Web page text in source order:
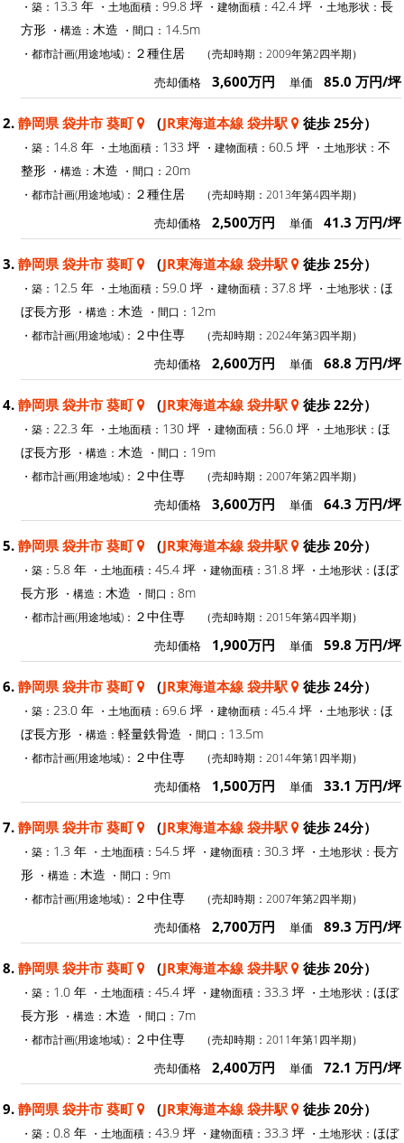
・築： 13.3 年 ・土地面積： 99.8 坪 ・建物面積： 42.4 坪 ・土地形状： 長
方形 ・構造： 木造 ・間口： 14.5m
・都市計画(用途地域)： ２種住居 （売却時期：2009年第2四半期）
売却価格 3,600万円 単価 85.0 万円/坪
2. 静岡県 袋井市 葵町 （JR東海道本線 袋井駅 徒歩 25分）
・築： 14.8 年 ・土地面積： 133 坪 ・建物面積： 60.5 坪 ・土地形状： 不
整形 ・構造： 木造 ・間口： 20m
・都市計画(用途地域)： ２種住居 （売却時期：2013年第4四半期）
売却価格 2,500万円 単価 41.3 万円/坪
3. 静岡県 袋井市 葵町 （JR東海道本線 袋井駅 徒歩 25分）
・築： 12.5 年 ・土地面積： 59.0 坪 ・建物面積： 37.8 坪 ・土地形状： ほ
ぼ長方形 ・構造： 木造 ・間口： 12m
・都市計画(用途地域)： ２中住専 （売却時期：2024年第3四半期）
売却価格 2,600万円 単価 68.8 万円/坪
4. 静岡県 袋井市 葵町 （JR東海道本線 袋井駅 徒歩 22分）
・築： 22.3 年 ・土地面積： 130 坪 ・建物面積： 56.0 坪 ・土地形状： ほ
ぼ長方形 ・構造： 木造 ・間口： 19m
・都市計画(用途地域)： ２中住専 （売却時期：2007年第2四半期）
売却価格 3,600万円 単価 64.3 万円/坪
5. 静岡県 袋井市 葵町 （JR東海道本線 袋井駅 徒歩 20分）
・築： 5.8 年 ・土地面積： 45.4 坪 ・建物面積： 31.8 坪 ・土地形状： ほぼ
長方形 ・構造： 木造 ・間口： 8m
・都市計画(用途地域)： ２中住専 （売却時期：2015年第4四半期）
売却価格 1,900万円 単価 59.8 万円/坪
6. 静岡県 袋井市 葵町 （JR東海道本線 袋井駅 徒歩 24分）
・築： 23.0 年 ・土地面積： 69.6 坪 ・建物面積： 45.4 坪 ・土地形状： ほ
ぼ長方形 ・構造： 軽量鉄骨造 ・間口： 13.5m
・都市計画(用途地域)： ２中住専 （売却時期：2014年第1四半期）
売却価格 1,500万円 単価 33.1 万円/坪
7. 静岡県 袋井市 葵町 （JR東海道本線 袋井駅 徒歩 24分）
・築： 1.3 年 ・土地面積： 54.5 坪 ・建物面積： 30.3 坪 ・土地形状： 長方
形 ・構造： 木造 ・間口： 9m
・都市計画(用途地域)： ２中住専 （売却時期：2007年第2四半期）
売却価格 2,700万円 単価 89.3 万円/坪
8. 静岡県 袋井市 葵町 （JR東海道本線 袋井駅 徒歩 20分）
・築： 1.0 年 ・土地面積： 45.4 坪 ・建物面積： 33.3 坪 ・土地形状： ほぼ
長方形 ・構造： 木造 ・間口： 7m
・都市計画(用途地域)： ２中住専 （売却時期：2011年第1四半期）
売却価格 2,400万円 単価 72.1 万円/坪
9. 静岡県 袋井市 葵町 （JR東海道本線 袋井駅 徒歩 20分）
・築： 0.8 年 ・土地面積： 43.9 坪 ・建物面積： 33.3 坪 ・土地形状： ほぼ